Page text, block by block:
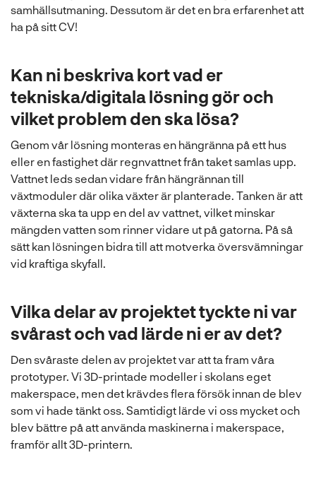
samhällsutmaning. Dessutom är det en bra erfarenhet att
ha på sitt CV!
Kan ni beskriva kort vad er
tekniska/digitala lösning gör och
vilket problem den ska lösa?
Genom vår lösning monteras en hängränna på ett hus
eller en fastighet där regnvattnet från taket samlas upp.
Vattnet leds sedan vidare från hängrännan till
växtmoduler där olika växter är planterade. Tanken är att
växterna ska ta upp en del av vattnet, vilket minskar
mängden vatten som rinner vidare ut på gatorna. På så
sätt kan lösningen bidra till att motverka översvämningar
vid kraftiga skyfall.
Vilka delar av projektet tyckte ni var
svårast och vad lärde ni er av det?
Den svåraste delen av projektet var att ta fram våra
prototyper. Vi 3D-printade modeller i skolans eget
makerspace, men det krävdes flera försök innan de blev
som vi hade tänkt oss. Samtidigt lärde vi oss mycket och
blev bättre på att använda maskinerna i makerspace,
framför allt 3D-printern.